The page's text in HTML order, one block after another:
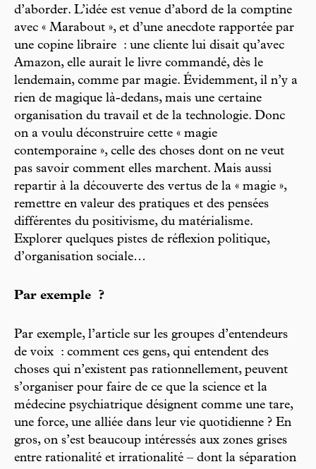
d’aborder. L’idée est venue d’abord de la comptine
avec « Marabout », et d’une anecdote rapportée par
une copine libraire : une cliente lui disait qu’avec
Amazon, elle aurait le livre commandé, dès le
lendemain, comme par magie. Évidemment, il n’y a
rien de magique là-dedans, mais une certaine
organisation du travail et de la technologie. Donc
on a voulu déconstruire cette « magie
contemporaine », celle des choses dont on ne veut
pas savoir comment elles marchent. Mais aussi
repartir à la découverte des vertus de la « magie »,
remettre en valeur des pratiques et des pensées
différentes du positivisme, du matérialisme.
Explorer quelques pistes de réflexion politique,
d’organisation sociale…
Par exemple ?
Par exemple, l’article sur les groupes d’entendeurs
de voix : comment ces gens, qui entendent des
choses qui n’existent pas rationnellement, peuvent
s’organiser pour faire de ce que la science et la
médecine psychiatrique désignent comme une tare,
une force, une alliée dans leur vie quotidienne ? En
gros, on s’est beaucoup intéressés aux zones grises
entre rationalité et irrationalité – dont la séparation